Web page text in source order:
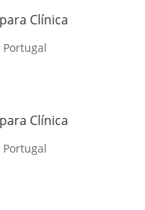
Clínica
Clínica